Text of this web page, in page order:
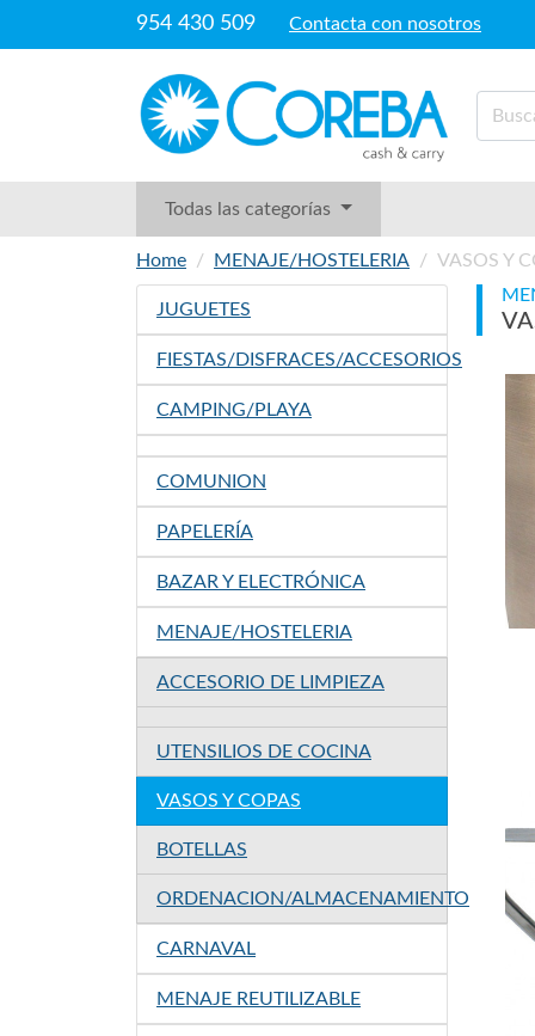
954 430 509 Contacta con nosotros
Todas las categorías
Home MENAJE/HOSTELERIA
VASOS Y
JUGUETES
FIESTAS/DISFRACES/ACCESORIOS
CAMPING/PLAYA
COMUNION
PAPELERÍA
BAZAR Y ELECTRÓNICA
MENAJE/HOSTELERIA
ACCESORIO DE LIMPIEZA
UTENSILIOS DE COCINA
VASOS Y COPAS
BOTELLAS
ORDENACION/ALMACENAMIENTO
CARNAVAL
MENAJE REUTILIZABLE